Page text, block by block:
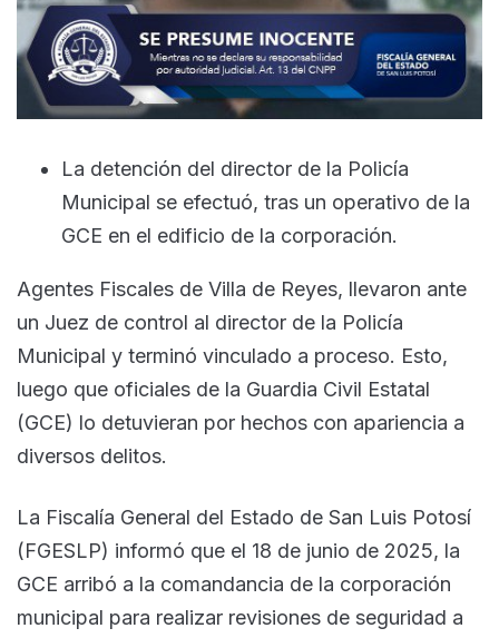
La detención del director de la Policía
Municipal se efectuó, tras un operativo de la
GCE en el edificio de la corporación.
Agentes Fiscales de Villa de Reyes, llevaron ante
un Juez de control al director de la Policía
Municipal y terminó vinculado a proceso. Esto,
luego que oficiales de la Guardia Civil Estatal
(GCE) lo detuvieran por hechos con apariencia a
diversos delitos.
La Fiscalía General del Estado de San Luis Potosí
(FGESLP) informó que el 18 de junio de 2025, la
GCE arribó a la comandancia de la corporación
municipal para realizar revisiones de seguridad a